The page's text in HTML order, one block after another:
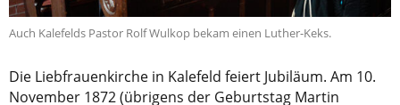
Auch Kalefelds Pastor Rolf Wulkop bekam einen Luther-Keks.
Die Liebfrauenkirche in Kalefeld feiert Jubiläum. Am 10.
November 1872 (übrigens der Geburtstag Martin